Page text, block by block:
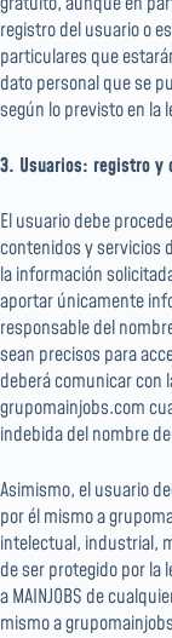
registro del usuario o
particulares que
dato personal que se
según lo previsto en la
3. Usuarios: registro y
El usuario debe
contenidos y servicios
la información
aportar únicamente
responsable del
sean precisos para
deberá comunicar con
grupomainjobs.com
indebida del nombre
Asimismo, el usuario
por él mismo a
intelectual, industrial,
de ser protegido por la
a MAINJOBS de
mismo a